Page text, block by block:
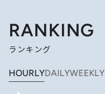
RANKING
ランキング
HOURLYDAILYWEEKLY